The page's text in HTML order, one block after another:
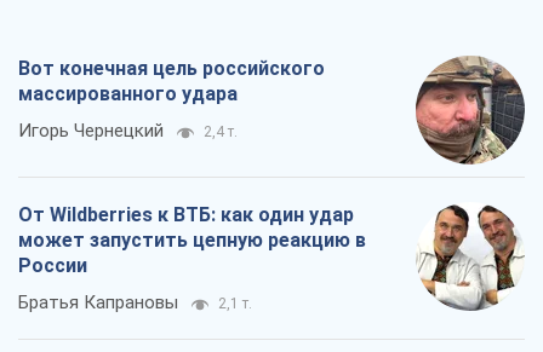
Вот конечная цель российского
массированного удара
Игорь Чернецкий 2,4 т.
От Wildberries к ВТБ: как один удар
может запустить цепную реакцию в
России
Братья Капрановы 2,1 т.